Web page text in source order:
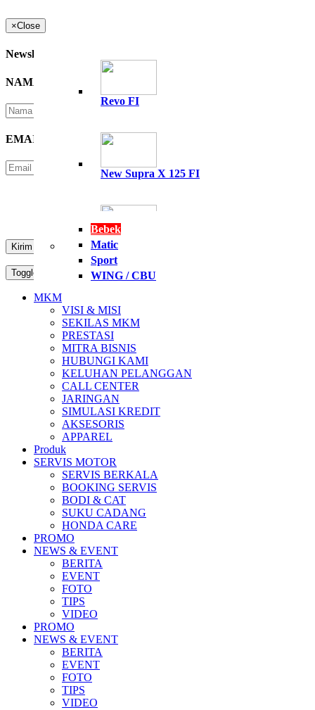
×Close
Newsletter
NAMA
EMAIL
Please Enter Security Code
Toggle navigation MENU PT. NASIONAL PERKASA MOTOR
MKM
VISI & MISI
SEKILAS MKM
PRESTASI
MITRA BISNIS
HUBUNGI KAMI
KELUHAN PELANGGAN
CALL CENTER
JARINGAN
SIMULASI KREDIT
AKSESORIS
APPAREL
Produk
Revo FI
New Supra X 125 FI
All New Supra GTR 15
All New Scoopy
VARIO 160
ADV 160
All New BeAT eSP
Bebek
Matic
Sport
WING / CBU
SERVIS MOTOR
SERVIS BERKALA
BOOKING SERVIS
BODI & CAT
SUKU CADANG
HONDA CARE
PROMO
NEWS & EVENT
BERITA
EVENT
FOTO
TIPS
VIDEO
PROMO
NEWS & EVENT
BERITA
EVENT
FOTO
TIPS
VIDEO